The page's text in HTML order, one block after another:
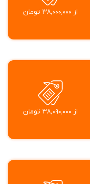
از ۳۸٬۰۰۰٬۰۰۰ تومان
از ۳۸٬۰۹۰٬۰۰۰ تومان